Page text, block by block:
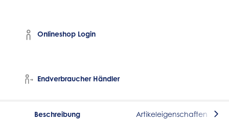
Beschreibung Artikeleigenschaften
Onlineshop Login
Endverbraucher Händler